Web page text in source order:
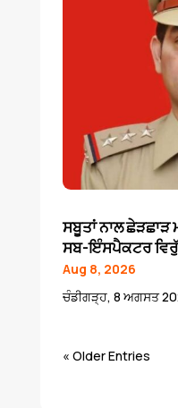
ਸਬੂਤਾਂ ਨਾਲ
ਸਬ-ਇੰਸਪੈਕਟਰ
Aug 8, 2026
ਚੰਡੀਗੜ੍ਹ, 8 ਅਗਸਤ
« Older Entries